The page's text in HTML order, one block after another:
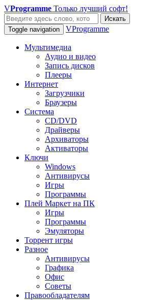
VProgramme Только лучший софт!
Искать
Toggle navigation
VProgramme
Мультимедиа
Аудио и видео
Запись дисков
Плееры
Интернет
Загрузчики
Браузеры
Система
CD/DVD
Драйверы
Архиваторы
Активаторы
Ключи
Windows
Антивирусы
Игры
Программы
Плей Маркет на ПК
Игры
Программы
Эмуляторы
Торрент игры
Разное
Антивирусы
Графика
Офис
Советы
Правообладателям